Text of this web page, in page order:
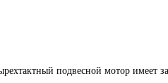
подвесной мотор имеет